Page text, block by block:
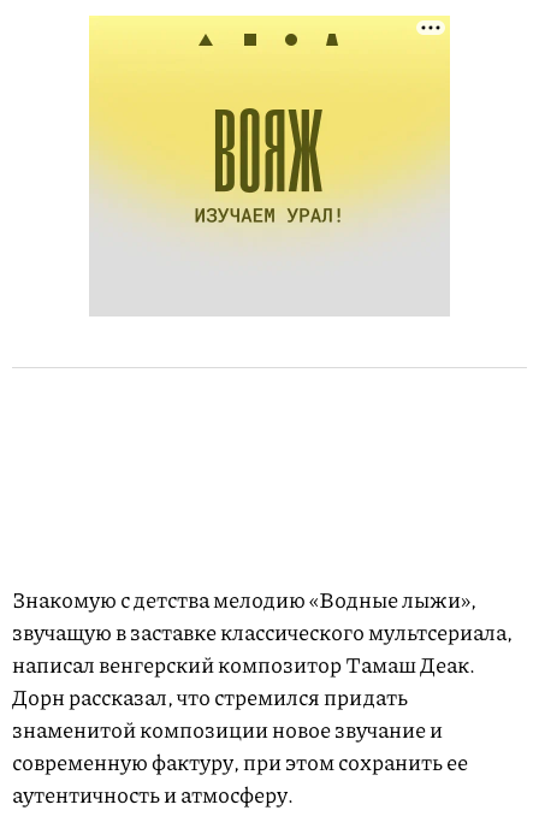
Знакомую с детства мелодию «Водные лыжи»,
звучащую в заставке классического мультсериала,
написал венгерский композитор Тамаш Деак.
Дорн рассказал, что стремился придать
знаменитой композиции новое звучание и
современную фактуру, при этом сохранить ее
аутентичность и атмосферу.